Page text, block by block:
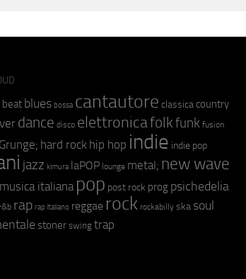
beat blues bossa cantautore classica country
dance disco elettronicafolkfunk fusion
Grunge; hard rock hip hop indie indie pop
jazz kimura laPOP lounge metal; new wave
italiana pop post rock prog psichedelia
r&b rap rap italiano reggae rock rockabilly ska soul
stoner swing trap